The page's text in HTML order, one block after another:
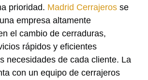
prioridad. Madrid Cerrajeros se
empresa altamente
el cambio de cerraduras,
rápidos y eficientes
necesidades de cada cliente. La
con un equipo de cerrajeros